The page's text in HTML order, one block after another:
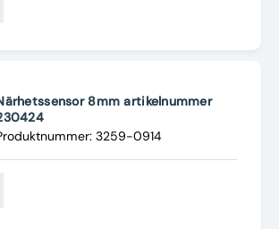
8mm artikelnummer
3259-0914